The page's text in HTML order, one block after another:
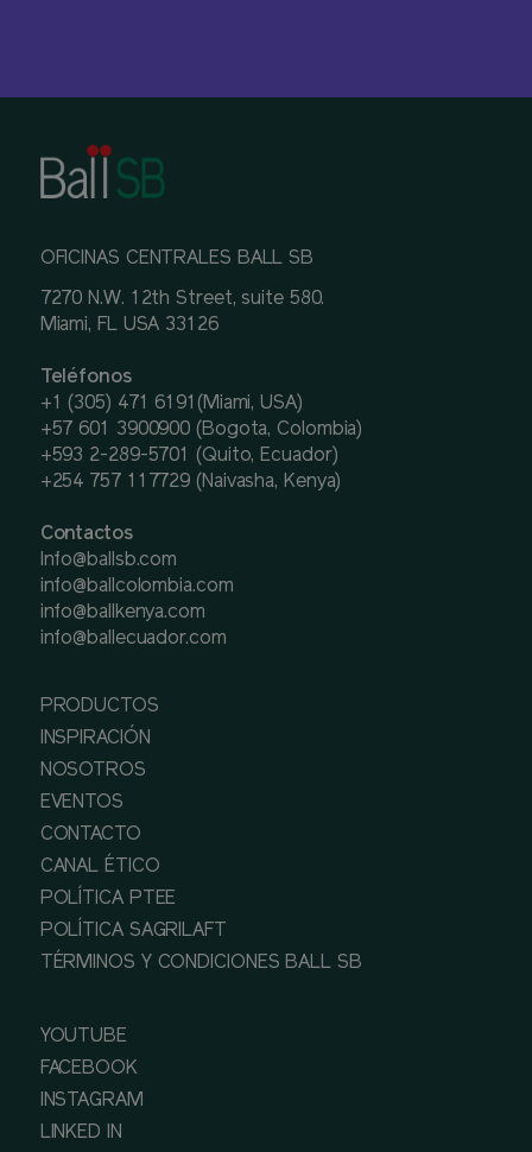
OFICINAS CENTRALES BALL SB
7270 N.W. 12th Street, suite 580.
Miami, FL USA 33126
Teléfonos
+1 (305) 471 6191(Miami, USA)
+57 601 3900900 (Bogota, Colombia)
+593 2-289-5701 (Quito, Ecuador)
+254 757 117729 (Naivasha, Kenya)
Contactos
Info@ballsb.com
info@ballcolombia.com
info@ballkenya.com
info@ballecuador.com
PRODUCTOS
INSPIRACIÓN
NOSOTROS
EVENTOS
CONTACTO
CANAL ÉTICO
POLÍTICA PTEE
POLÍTICA SAGRILAFT
TÉRMINOS Y CONDICIONES BALL SB
YOUTUBE
FACEBOOK
INSTAGRAM
LINKED IN